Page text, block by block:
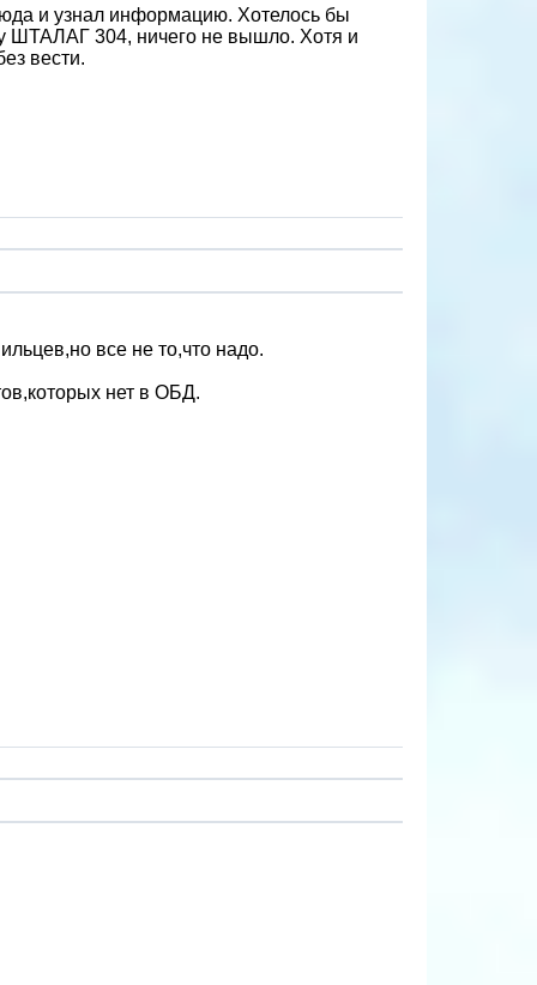
и узнал информацию. Хотелось бы
ШТАЛАГ 304, ничего не вышло. Хотя и
вести.
все не то,что надо.
нет в ОБД.